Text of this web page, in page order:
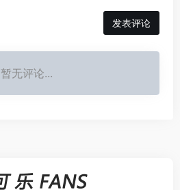
发表评论
暂无评论...